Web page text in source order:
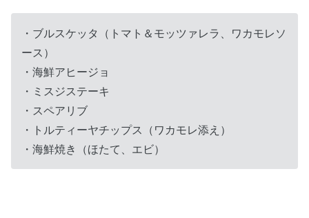
・ブルスケッタ（トマト＆モッツァレラ、ワカモレソ
ース）
・海鮮アヒージョ
・ミスジステーキ
・スペアリブ
・トルティーヤチップス（ワカモレ添え）
・海鮮焼き（ほたて、エビ）